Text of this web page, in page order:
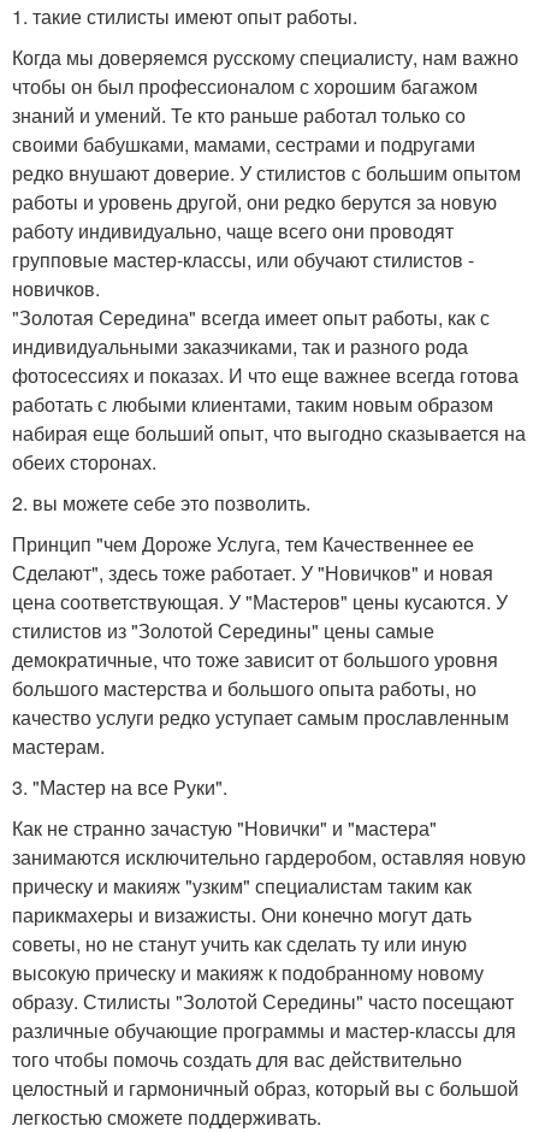
1. такие стилисты имеют опыт работы.
Когда мы доверяемся русскому специалисту, нам важно
чтобы он был профессионалом с хорошим багажом
знаний и умений. Те кто раньше работал только со
своими бабушками, мамами, сестрами и подругами
редко внушают доверие. У стилистов с большим опытом
работы и уровень другой, они редко берутся за новую
работу индивидуально, чаще всего они проводят
групповые мастер-классы, или обучают стилистов -
новичков.
"Золотая Середина" всегда имеет опыт работы, как с
индивидуальными заказчиками, так и разного рода
фотосессиях и показах. И что еще важнее всегда готова
работать с любыми клиентами, таким новым образом
набирая еще больший опыт, что выгодно сказывается на
обеих сторонах.
2. вы можете себе это позволить.
Принцип "чем Дороже Услуга, тем Качественнее ее
Сделают", здесь тоже работает. У "Новичков" и новая
цена соответствующая. У "Мастеров" цены кусаются. У
стилистов из "Золотой Середины" цены самые
демократичные, что тоже зависит от большого уровня
большого мастерства и большого опыта работы, но
качество услуги редко уступает самым прославленным
мастерам.
3. "Мастер на все Руки".
Как не странно зачастую "Новички" и "мастера"
занимаются исключительно гардеробом, оставляя новую
прическу и макияж "узким" специалистам таким как
парикмахеры и визажисты. Они конечно могут дать
советы, но не станут учить как сделать ту или иную
высокую прическу и макияж к подобранному новому
образу. Стилисты "Золотой Середины" часто посещают
различные обучающие программы и мастер-классы для
того чтобы помочь создать для вас действительно
целостный и гармоничный образ, который вы с большой
легкостью сможете поддерживать.